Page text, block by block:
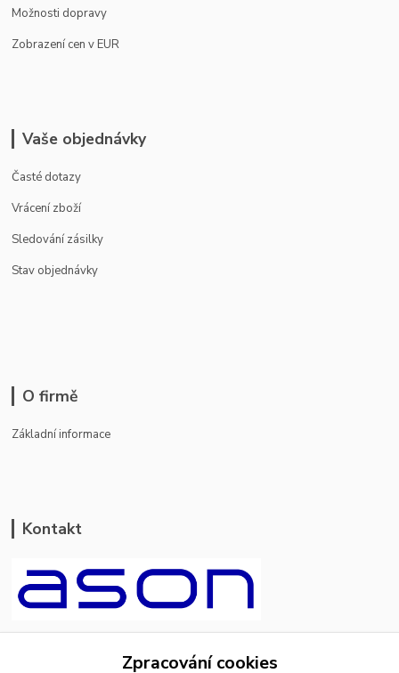
Možnosti dopravy
Zobrazení cen v EUR
Vaše objednávky
Časté dotazy
Vrácení zboží
Sledování zásilky
Stav objednávky
O firmě
Základní informace
Kontakt
Zpracování cookies